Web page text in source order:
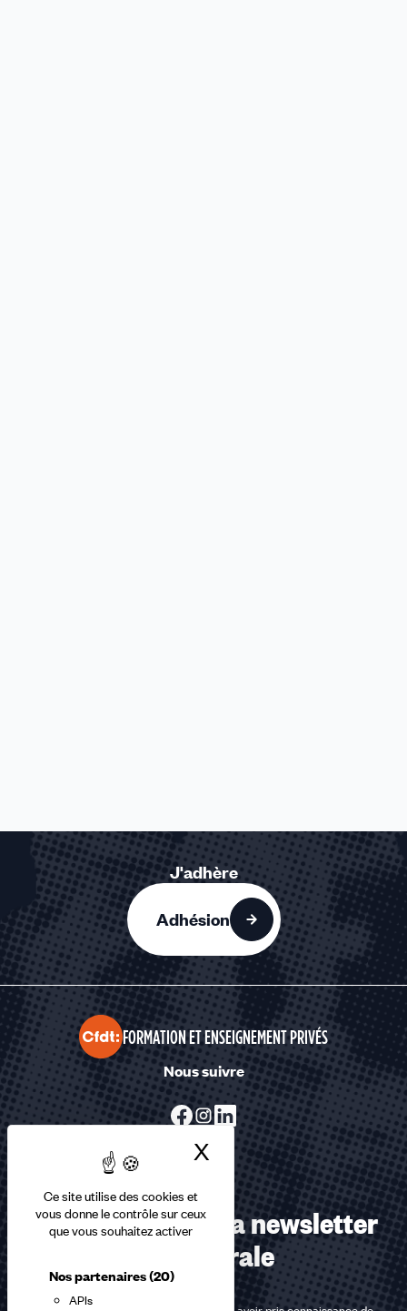
Ce site utilise des cookies et
vous donne le contrôle sur ceux
que vous souhaitez activer
Nos partenaires(20)
APIs
X Masquer le
J'adhère
Adhésion
FORMATION ET ENSEIGNEMENT PRIVÉS
Nous suivre
Abonnez-vous à la newsletter
confédérale